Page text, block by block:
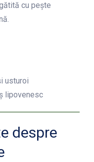
cu pește
usturoi
lipovenesc
despre